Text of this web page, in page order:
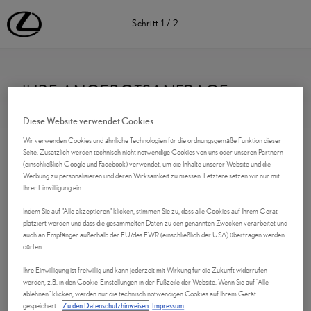
Schritt 1 /2
IHRE ANGEBOTSANFRAGE
Anrede
Vorname *
Nachname*
Diese Website verwendet Cookies
Wir verwenden Cookies und ähnliche Technologien für die ordnungsgemäße Funktion dieser
Seite. Zusätzlich werden technisch nicht notwendige Cookies von uns oder unseren Partnern
(einschließlich Google und Facebook) verwendet, um die Inhalte unserer Website und die
Werbung zu personalisieren und deren Wirksamkeit zu messen. Letztere setzen wir nur mit
Ihrer Einwilligung ein.
Indem Sie auf "Alle akzeptieren" klicken, stimmen Sie zu, dass alle Cookies auf Ihrem Gerät
platziert werden und dass die gesammelten Daten zu den genannten Zwecken verarbeitet und
auch an Empfänger außerhalb der EU/des EWR (einschließlich der USA) übertragen werden
dürfen.
Ihre Einwilligung ist freiwillig und kann jederzeit mit Wirkung für die Zukunft widerrufen
werden, z.B. in den Cookie-Einstellungen in der Fußzeile der Website. Wenn Sie auf "Alle
ablehnen" klicken, werden nur die technisch notwendigen Cookies auf Ihrem Gerät
gespeichert. Zu den Datenschutzhinweisen Impressum
Lexus Deutschland | Lexus Automobile | Lexus